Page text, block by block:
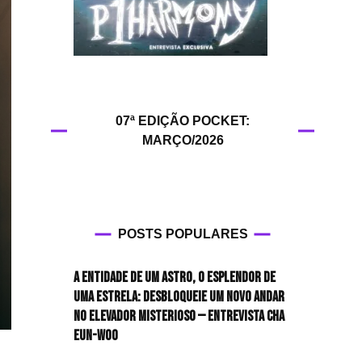
HIT!Queer
Panfletando
07ª EDIÇÃO POCKET:
MARÇO/2026
POSTS POPULARES
A entidade de um astro, o esplendor de
uma estrela: desbloqueie um novo andar
no elevador misterioso — Entrevista CHA
EUN-WOO